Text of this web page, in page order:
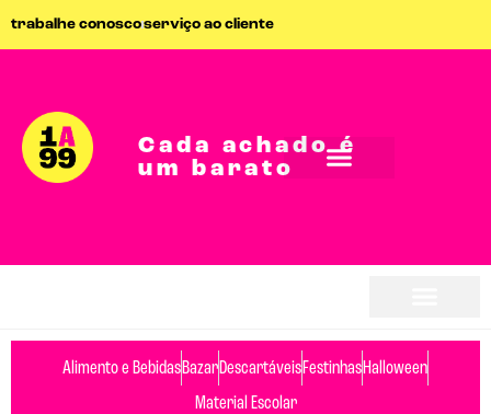
trabalhe conoscoserviço ao cliente
Cada achado é
um barato
Alimento e BebidasBazarDescartáveisFestinhasHalloween
Material Escolar